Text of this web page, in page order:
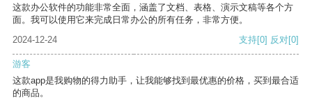
这款办公软件的功能非常全面，涵盖了文档、表格、演示文稿等各个方
面。我可以使用它来完成日常办公的所有任务，非常方便。
2024-12-24
支持[0] 反对[0]
游客
这款app是我购物的得力助手，让我能够找到最优惠的价格，买到最合适
的商品。